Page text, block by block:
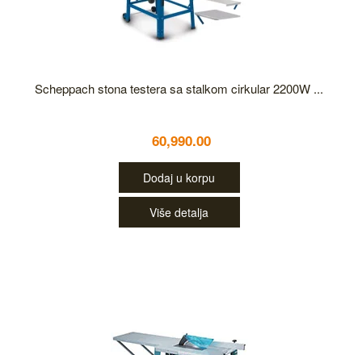
Scheppach stona testera sa stalkom cirkular 2200W ...
60,990.00
Dodaj u korpu
Više detalja